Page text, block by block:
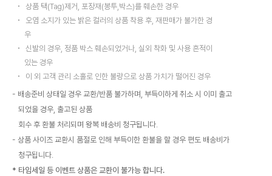
상품 택(Tag)제거, 포장재(봉투,박스)를 훼손한 경우
오염 소지가 있는 밝은 컬러의 상품 착용 후, 재판매가 불가한 경
우
신발의 경우, 정품 박스 훼손되었거나, 실외 착화 및 사용 흔적이
있는 경우
이 외 고객 관리 소홀로 인한 불량으로 상품 가치가 떨어진 경우
배송준비 상태일 경우 교환/반품 불가하며, 부득이하게 취소 시 이미 출고
되었을 경우, 출고된 상품
회수 후 환불 처리되며 왕복 배송비 청구됩니다.
상품 사이즈 교환시 품절로 인해 부득이한 환불을 할 경우 편도 배송비가
청구됩니다.
* 타임세일 등 이벤트 상품은 교환이 불가능 합니다.